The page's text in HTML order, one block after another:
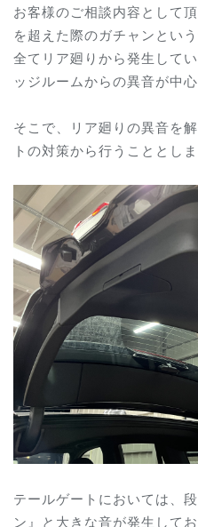
お客様のご相談内容として
を超えた際のガチャンとい
全てリア廻りから発生して
ッジルームからの異音が中心
そこで、リア廻りの異音を
トの対策から行うこととしま
テールゲートにおいては、
ン』と大きな音が発生して